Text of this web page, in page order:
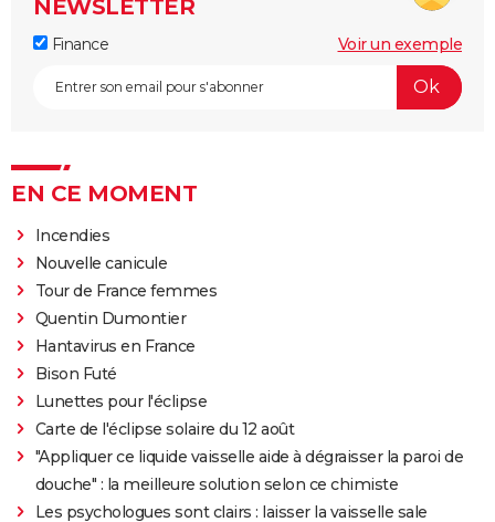
NEWSLETTER
Finance Voir un exemple
EN CE MOMENT
Incendies
Nouvelle canicule
Tour de France femmes
Quentin Dumontier
Hantavirus en France
Bison Futé
Lunettes pour l'éclipse
Carte de l'éclipse solaire du 12 août
"Appliquer ce liquide vaisselle aide à dégraisser la paroi de
douche" : la meilleure solution selon ce chimiste
Les psychologues sont clairs : laisser la vaisselle sale